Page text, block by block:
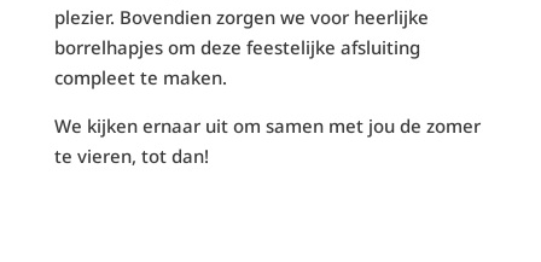
plezier. Bovendien zorgen we voor heerlijke
borrelhapjes om deze feestelijke afsluiting
compleet te maken.
We kijken ernaar uit om samen met jou de zomer
te vieren, tot dan!